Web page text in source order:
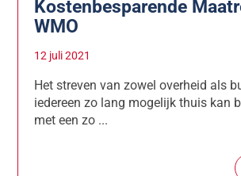
Kostenbesparende
WMO
12 juli 2021
Het streven van zowel overheid als
iedereen zo lang mogelijk thuis kan
met een zo ...